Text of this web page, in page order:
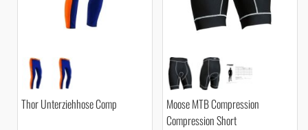
Thor Unterziehhose Comp
Moose MTB Compression
Compression Short